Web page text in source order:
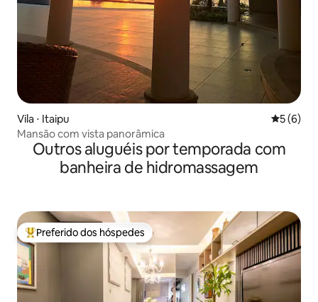
Vila ⋅ Itaipu 5 de
5 (6)
Mansão com vista panorâmica
Outros aluguéis por temporada com
banheira de hidromassagem
Entre os melhores preferidos dos hóspedes
Preferido dos hóspedes